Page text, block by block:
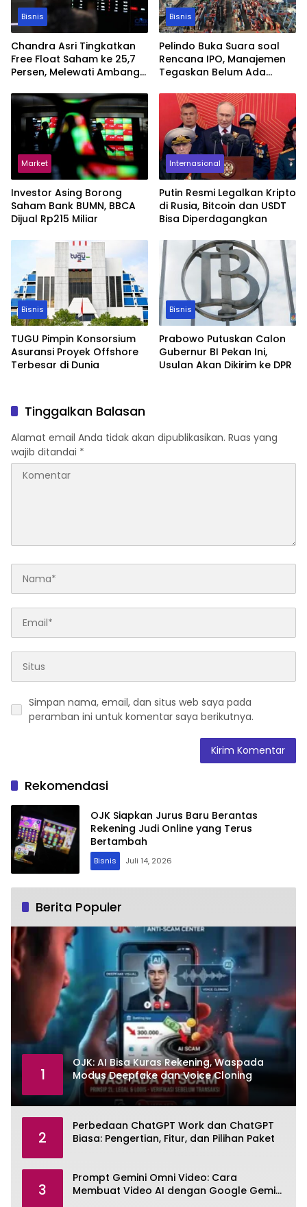
Bisnis
Chandra Asri Tingkatkan
Free Float Saham ke 25,7
Persen, Melewati Ambang
Bisnis
Pelindo Buka Suara soal
Rencana IPO, Manajemen
Tegaskan Belum Ada
Market
Investor Asing Borong
Saham Bank BUMN, BBCA
Dijual Rp215 Miliar
Internasional
Putin Resmi Legalkan Kripto
di Rusia, Bitcoin dan USDT
Bisa Diperdagangkan
Bisnis
TUGU Pimpin Konsorsium
Asuransi Proyek Offshore
Terbesar di Dunia
Bisnis
Prabowo Putuskan Calon
Gubernur BI Pekan Ini,
Usulan Akan Dikirim ke DPR
Tinggalkan Balasan
Alamat email Anda tidak akan dipublikasikan. Ruas yang
wajib ditandai *
Simpan nama, email, dan situs web saya pada
peramban ini untuk komentar saya berikutnya.
Rekomendasi
OJK Siapkan Jurus Baru Berantas
Rekening Judi Online yang Terus
Bertambah
Bisnis Juli 14, 2026
Berita Populer
1
OJK: AI Bisa Kuras Rekening, Waspada
Modus Deepfake dan Voice Cloning
2
Perbedaan ChatGPT Work dan ChatGPT
Biasa: Pengertian, Fitur, dan Pilihan Paket
3
Prompt Gemini Omni Video: Cara
Membuat Video AI dengan Google Gemini